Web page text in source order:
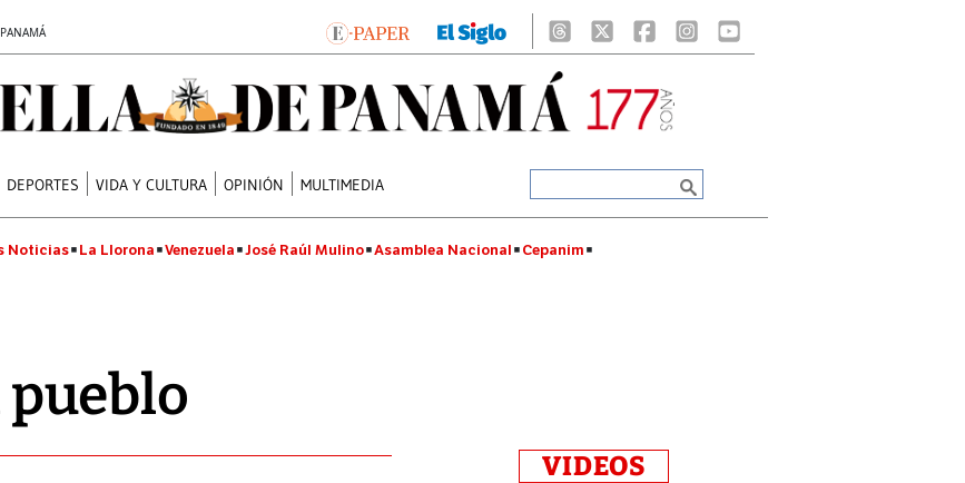
DEPORTES VIDA Y CULTURA OPINIÓN MULTIMEDIA
Noticias La Llorona Venezuela José Raúl Mulino Asamblea Nacional Cepanim
pueblo
VIDEOS